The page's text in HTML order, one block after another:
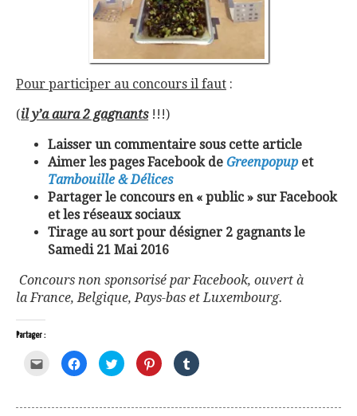
Pour participer au concours il faut :
(il y’a aura 2 gagnants!!!)
Laisser un commentaire sous cette article
Aimer les pages Facebook de Greenpopupet
Tambouille & Délices
Partager le concours en « public » sur Facebook
et les réseaux sociaux
Tirage au sort pour désigner 2 gagnants le
Samedi 21 Mai 2016
Concours non sponsorisé par Facebook, ouvert à
la France, Belgique, Pays-bas et Luxembourg.
Partager :
Cliquez
pour
envoyer
mail
Cliquez
pour
partager
dans
Cliquez
pour
partager
dans
Cliquez
pour
partager
dans
Cliquez
pour
dans